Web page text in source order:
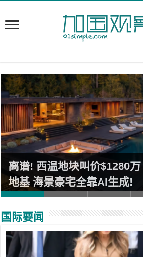
离谱! 西温地块叫价$1280
地基 海景豪宅全靠AI生成!
国际要闻